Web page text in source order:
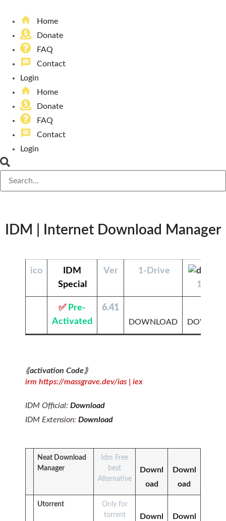
home
Home
Donate
FAQ
message
Contact
Login
home
Home
Donate
FAQ
message
Contact
Login
IDM | Internet Download Manager
ico
IDM
Special
Ver
1-Drive
1-drive
✅ Pre-
Activated
6.41
DOWNLOAD
⟪activation Code⟫
irm https://massgrave.dev/ias | iex
IDM Official: Download
IDM Extension: Download
Neat Download
Manager
Idm Free
best
Alternative
Downl
oad
Downl
oad
Utorrent
Only for
torrent
Downl
Downl